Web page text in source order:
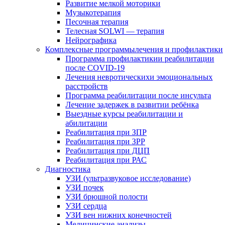
Развитие мелкой моторики
Музыкотерапия
Песочная терапия
Телесная SOLWI — терапия
Нейрографика
Комплексные программылечения и профилактики
Программа профилактикии реабилитации
после COVID-19
Лечения невротическихи эмоциональных
расстройств
Программа реабилитации после инсульта
Лечение задержек в развитии ребёнка
Выездные курсы реабилитации и
абилитации
Реабилитация при ЗПР
Реабилитация при ЗРР
Реабилитация при ДЦП
Реабилитация при РАС
Диагностика
УЗИ (ультразвуковое исследование)
УЗИ почек
УЗИ брюшной полости
УЗИ сердца
УЗИ вен нижних конечностей